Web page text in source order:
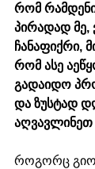
რომ
პირადად
ჩანაფიქრი,
რომ ასე
გადაიდო
და ზუსტად
როგორც